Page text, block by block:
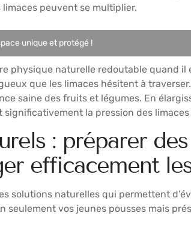
peuvent se multiplier.
unique et protégé !
physique naturelle redoutable quand
que les limaces hésitent à
saine des fruits et légumes. En
la pression des limaces
: préparer
efficacement
solutions naturelles qui permettent
vos jeunes pousses mais